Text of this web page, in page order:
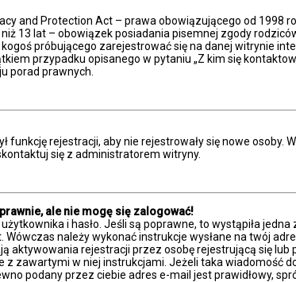
and Protection Act – prawa obowiązującego od
13 lat – obowiązek posiadania pisemnej zgody
próbującego zarejestrować się na danej witrynie
przypadku opisanego w pytaniu „Z kim się
porad prawnych.
funkcję rejestracji, aby nie rejestrowały się nowe
się z administratorem witryny.
ale nie mogę się zalogować!
i hasło. Jeśli są poprawne, to wystąpiła
należy wykonać instrukcje wysłane na twój
aktywowania rejestracji przez osobę rejestrującą się
zawartymi w niej instrukcjami. Jeżeli taka wiadomość
podany przez ciebie adres e-mail jest prawidłowy,